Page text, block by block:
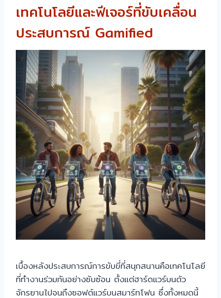
เทคโนโลยีและฟีเจอร์ที่ขับเคลื่อน
ประสบการณ์ Gamified
เบื้องหลังประสบการณ์การขับขี่ที่สนุกสนานคือเทคโนโลยี
ที่ทำงานร่วมกันอย่างซับซ้อน ตั้งแต่ฮาร์ดแวร์บนตัว
จักรยานไปจนถึงซอฟต์แวร์บนสมาร์ทโฟน ซึ่งทั้งหมดนี้